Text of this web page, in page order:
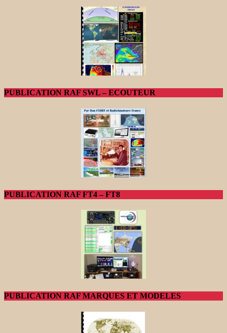
PUBLICATION RAF SWL – ECOUTEUR
PUBLICATION RAF FT4 – FT8
PUBLICATION RAF MARQUES ET MODELES